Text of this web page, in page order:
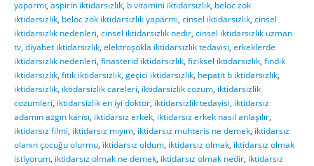
yaparmı, aspirin iktidarsızlık, b vitamini iktidarsızlık, beloc zok
iktidarsızlık, beloc zok iktidarsızlık yaparmı, cinsel iktidarsızlık, cinsel
iktidarsızlık nedenleri, cinsel iktidarsızlık nedir, cinsel iktidarsızlık uzman
tv, diyabet iktidarsızlık, elektroşokla iktidarsızlık tedavisi, erkeklerde
iktidarsızlık nedenleri, finasterid iktidarsızlık, fiziksel iktidarsızlık, fındık
iktidarsızlık, fıtık iktidarsızlık, geçici iktidarsızlık, hepatit b iktidarsızlık,
iktidarsizlik, iktidarsizlik careleri, iktidarsizlik cozum, iktidarsizlik
cozumleri, iktidarsizlik en iyi doktor, iktidarsizlik tedavisi, iktidarsız
adamın azgın karısı, iktidarsız erkek, iktidarsız erkek nasıl anlaşılır,
iktidarsız filmi, iktidarsız mıyım, iktidarsız muhteris ne demek, iktidarsız
olanın çocuğu olurmu, iktidarsız oldum, iktidarsız olmak, iktidarsız olmak
istiyorum, iktidarsız olmak ne demek, iktidarsız olmak nedir, iktidarsız